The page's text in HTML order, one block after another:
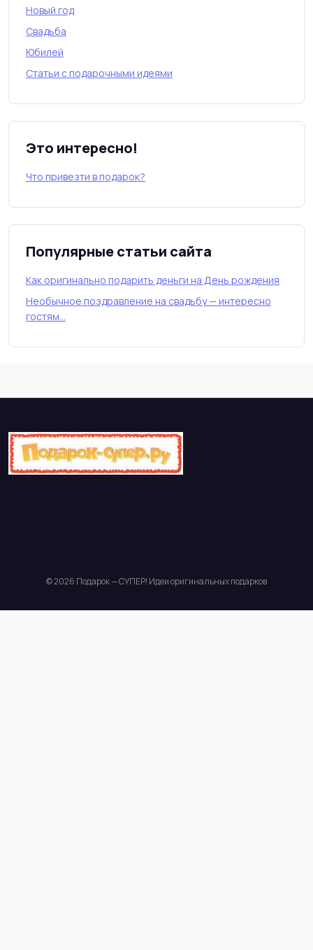
Новый год
Свадьба
Юбилей
Статьи с подарочными идеями
Это интересно!
Что привезти в подарок?
Популярные статьи сайта
Как оригинально подарить деньги на День рождения
Необычное поздравление на свадьбу — интересно
гостям…
© 2026 Подарок — СУПЕР! Идеи оригинальных подарков